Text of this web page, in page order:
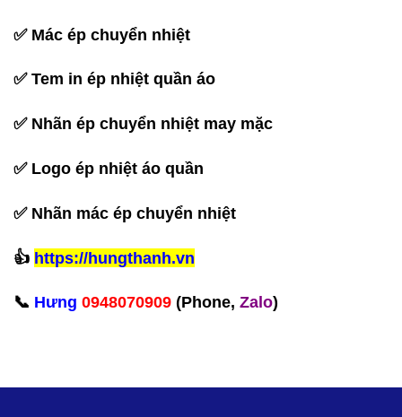
✅ Mác ép chuyển nhiệt
✅ Tem in ép nhiệt quần áo
✅ Nhãn ép chuyển nhiệt may mặc
✅ Logo ép nhiệt áo quần
✅ Nhãn mác ép chuyển nhiệt
‪👍 https://hungthanh.vn
📞 Hưng 0948070909 (Phone, Zalo)‬